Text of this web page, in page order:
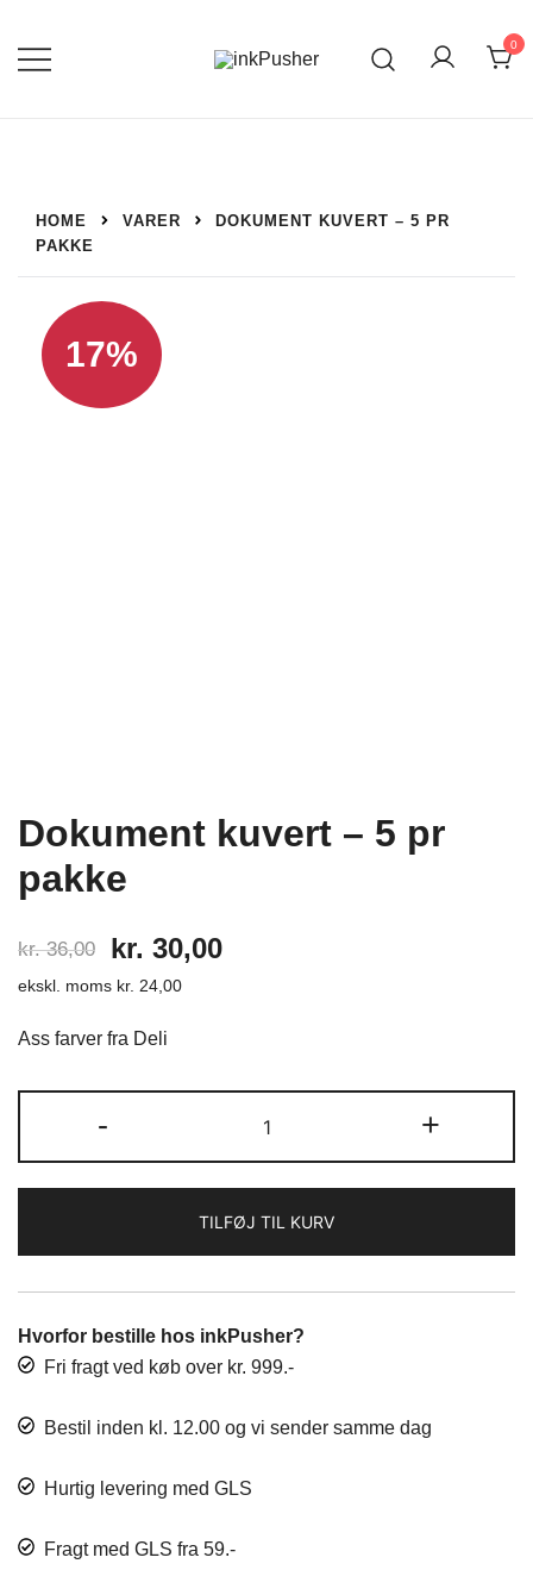
indhold
0
HOME VARER
DOKUMENT KUVERT – 5 PR
PAKKE
17%
Dokument kuvert – 5 pr
pakke
kr.36,00
Den
oprindelige
pris
var:
kr. 30,00Den
er:
kr. 30,00.
ekskl. moms kr. 24,00
Ass farver fra Deli
-
kuvert
-
pr
pakke
antal
+
TILFØJ TIL KURV
Hvorfor bestille hos inkPusher?
Fri fragt ved køb over kr. 999.-
Bestil inden kl. 12.00 og vi sender samme dag
Hurtig levering med GLS
Fragt med GLS fra 59.-